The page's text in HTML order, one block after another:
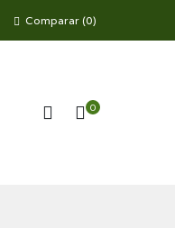
Comparar (0)
0